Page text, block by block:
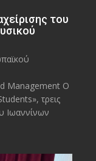
του
Management O
τρεις
Ιωαννίνων